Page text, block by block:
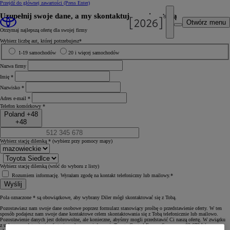
Przejdź do głównej zawartości (Press Enter)
Otwórz menu
Uzupełnij swoje dane, a my skontaktujemy się z tobą
Otrzymaj najlepszą ofertę dla swojej firmy
Wybierz liczbę aut, której potrzebujesz*
1-19 samochodów 20 i więcej samochodów
Nazwa firmy
Imię *
Nazwisko *
Adres e‑mail *
Telefon komórkowy *
Poland +48
+48
Wybierz stację dilerską * (wybierz przy pomocy mapy)
Wybierz stację dilerską (wróć do wyboru z listy)
Rozumiem informację. Wyrażam zgodę na kontakt telefoniczny lub mailowy.*
Wyślij
Pola oznaczone * są obowiązkowe, aby wybrany Diler mógł skontaktować się z Tobą.
Pozostawiasz nam swoje dane osobowe poprzez formularz stanowiący prośbę o przedstawienie oferty. W ten
sposób podajesz nam swoje dane kontaktowe celem skontaktowania się z Tobą telefonicznie lub mailowo.
Pozostawienie danych jest dobrowolne, ale konieczne, abyśmy mogli przedstawić Ci naszą ofertę. W związku
z usługą przedstawienia oferty i przekazanymi danymi, Toyota Central Europe Sp. z o.o., 02-673 Warszawa,